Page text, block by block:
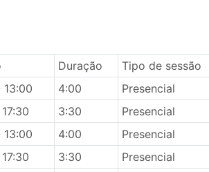
Duração
Tipo de sessão
4:00
Presencial
3:30
Presencial
4:00
Presencial
3:30
Presencial